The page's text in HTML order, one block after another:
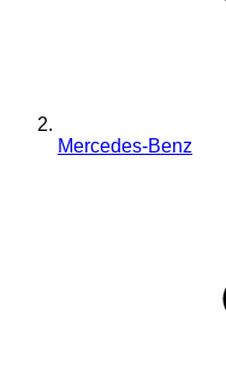
Mercedes-Benz